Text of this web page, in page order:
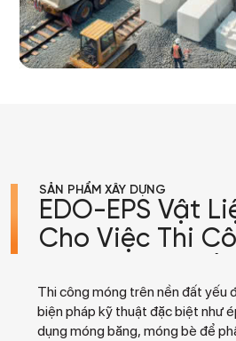
SẢN PHẨM XÂY DỰNG
EDO-EPS Vật
Cho Việc Thi
Thi công móng trên nền đất yếu
biện pháp kỹ thuật đặc biệt như
dụng móng băng, móng bè để